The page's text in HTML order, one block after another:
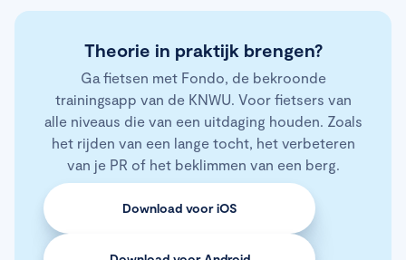
Theorie in praktijk brengen?
Ga fietsen met Fondo, de bekroonde
trainingsapp van de KNWU. Voor fietsers van
alle niveaus die van een uitdaging houden. Zoals
het rijden van een lange tocht, het verbeteren
van je PR of het beklimmen van een berg.
Download voor iOS